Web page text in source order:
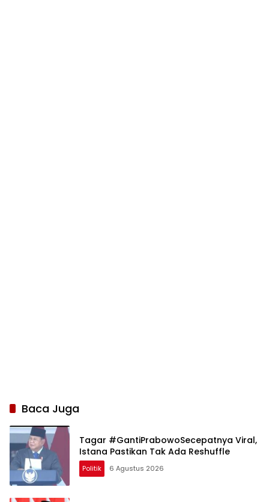
Baca Juga
Tagar #GantiPrabowoSecepatnya Viral,
Istana Pastikan Tak Ada Reshuffle
Politik 6 Agustus 2026